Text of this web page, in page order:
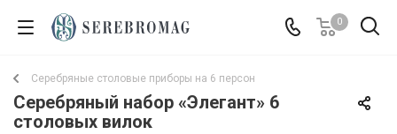
0
Серебряные столовые приборы на 6 персон
Серебряный набор «Элегант» 6
столовых вилок